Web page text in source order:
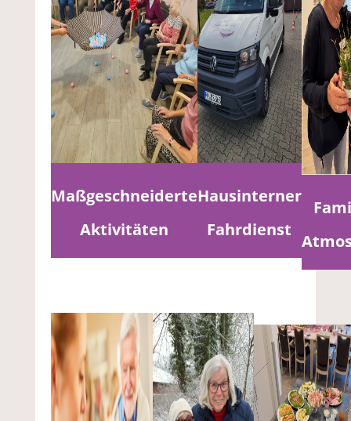
Maßgeschneiderte
Aktivitäten
Hausinterner
Fahrdienst